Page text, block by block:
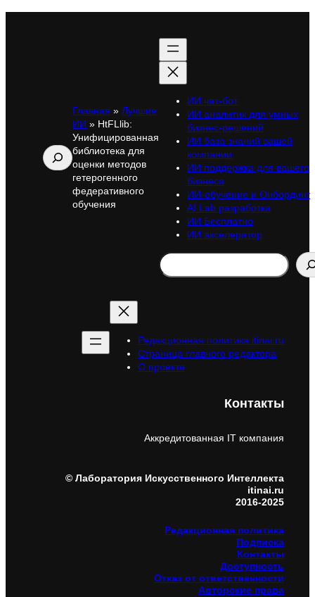
Поиск
Главная » Лучшие
ИИ » HtFLlib:
Унифицированная
библиотека для
оценки методов
гетерогенного
федеративного
обучения
ИИ чат-бот
ИИ аналитик для умных
бизнес-решений
ИИ база знаний вашей
компании
ИИ поддержка для вашего
бизнеса
ИИ-обучение и Онбординг
AI Lab разработка
ИИ Бесплатно
ИИ акселератор
Search
Редакционная политика itinai.ru
Страница главного редактора
О проекте
Контакты
Аккредитованная IT компания
© Лаборатория Искусственного Интеллекта
itinai.ru
2016-2025
Редакционная политика
Подписка
Контакты
Доступность
Отказ от ответственности
Авторские права